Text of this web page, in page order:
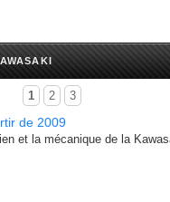
1 2 3
de 2009
et la mécanique de la